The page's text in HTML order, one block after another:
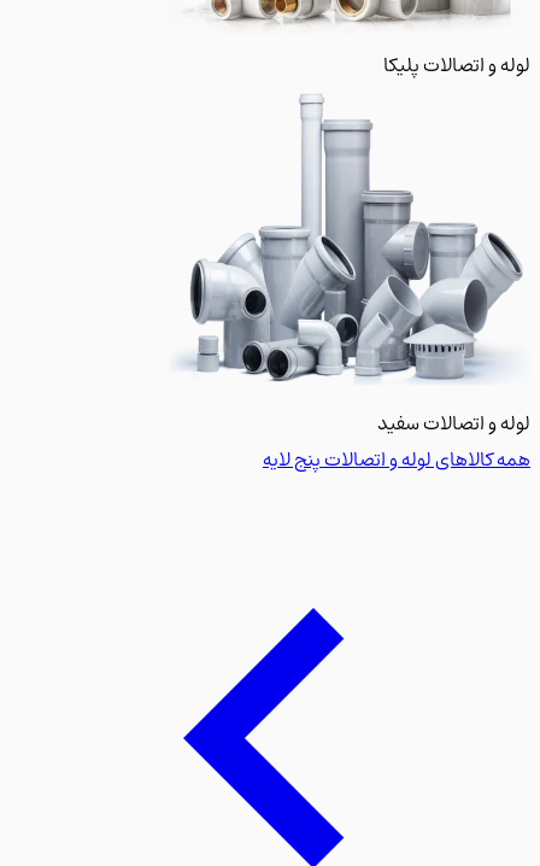
اتصالات پلیکا
و اتصالات سفید
لوله و اتصالات پنج لایه